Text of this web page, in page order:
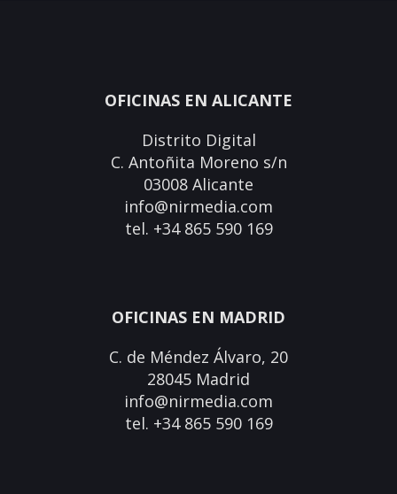
OFICINAS EN ALICANTE
Distrito Digital
C. Antoñita Moreno s/n
03008 Alicante
info@nirmedia.com
tel. +34 865 590 169
OFICINAS EN MADRID
C. de Méndez Álvaro, 20
28045 Madrid
info@nirmedia.com
tel. +34 865 590 169